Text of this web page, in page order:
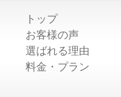
トップ
お客様の声
選ばれる理由
料金・プラン